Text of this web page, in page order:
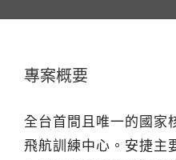
專案概要
全台首間且唯一的國家
飛航訓練中心。安捷主